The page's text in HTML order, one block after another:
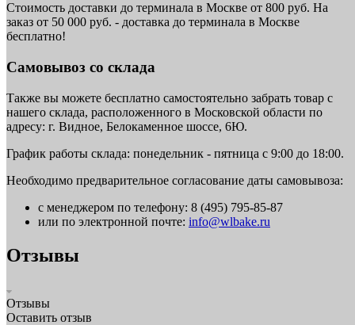
Стоимость доставки до терминала в Москве от 800 руб. На
заказ от 50 000 руб. - доставка до терминала в Москве
бесплатно!
Самовывоз со склада
Также вы можете бесплатно самостоятельно забрать товар с
нашего склада, расположенного в Московской области по
адресу: г. Видное, Белокаменное шоссе, 6Ю.
График работы склада: понедельник - пятница с 9:00 до 18:00.
Необходимо предварительное согласование даты самовывоза:
с менеджером по телефону: 8 (495) 795-85-87
или по электронной почте: info@wlbake.ru
Отзывы
Отзывы
Оставить отзыв